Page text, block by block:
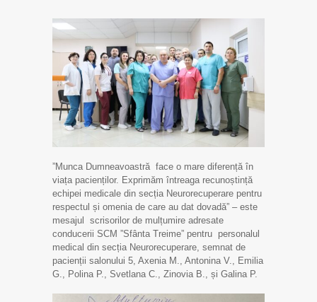
”Munca Dumneavoastră face o mare diferență în
viața pacienților. Exprimăm întreaga recunoștință
echipei medicale din secția Neurorecuperare pentru
respectul și omenia de care au dat dovadă” – este
mesajul scrisorilor de mulțumire adresate
conducerii SCM ”Sfânta Treime” pentru personalul
medical din secția Neurorecuperare, semnat de
pacienții salonului 5, Axenia M., Antonina V., Emilia
G., Polina P., Svetlana C., Zinovia B., și Galina P.